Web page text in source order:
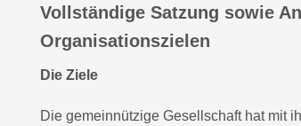
Vollständige Satzung sowie
Organisationszielen
Die Ziele
Die gemeinnützige Gesellschaft hat mit